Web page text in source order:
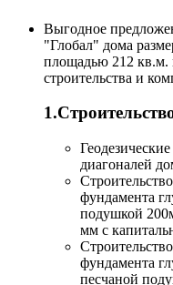
Выгодное
"Глобал" дома
площадью 212 кв.м.
строительства и
диагоналей
фундамента
подушкой
мм с
фундамента
песчаной